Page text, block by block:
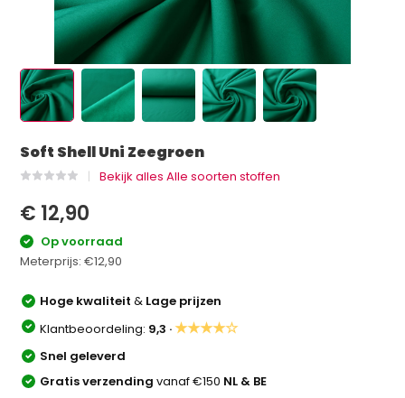
Soft Shell Uni Zeegroen
Bekijk alles Alle soorten stoffen
€ 12,90
Op voorraad
Meterprijs:€12,90
Hoge kwaliteit& Lage prijzen
Klantbeoordeling: 9,3 ·★★★★☆
Snel geleverd
Gratis verzendingvanaf €150 NL & BE